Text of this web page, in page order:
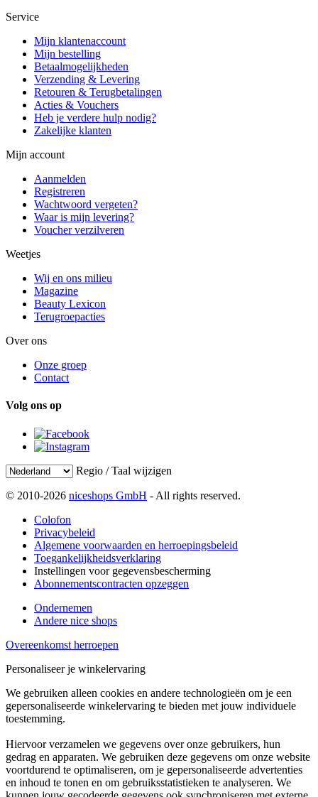
Service
Mijn klantenaccount
Mijn bestelling
Betaalmogelijkheden
Verzending & Levering
Retouren & Terugbetalingen
Acties & Vouchers
Heb je verdere hulp nodig?
Zakelijke klanten
Mijn account
Aanmelden
Registreren
Wachtwoord vergeten?
Waar is mijn levering?
Voucher verzilveren
Weetjes
Wij en ons milieu
Magazine
Beauty Lexicon
Terugroepacties
Over ons
Onze groep
Contact
Volg ons op
Regio / Taal wijzigen
© 2010-2026 niceshops GmbH - All rights reserved.
Colofon
Privacybeleid
Algemene voorwaarden en herroepingsbeleid
Toegankelijkheidsverklaring
Instellingen voor gegevensbescherming
Abonnementscontracten opzeggen
Ondernemen
Andere nice shops
Overeenkomst herroepen
Personaliseer je winkelervaring
We gebruiken alleen cookies en andere technologieën om je een
gepersonaliseerde winkelervaring te bieden met jouw individuele
toestemming.
Hiervoor verzamelen we gegevens over onze gebruikers, hun
gedrag en apparaten. We gebruiken deze gegevens om onze website
voortdurend te optimaliseren, om je gepersonaliseerde advertenties
en inhoud te tonen en om gebruiksstatistieken te analyseren. We